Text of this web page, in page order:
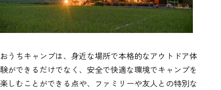
おうちキャンプは、身近な場所で本格的なアウトドア体
験ができるだけでなく、安全で快適な環境でキャンプを
楽しむことができる点や、ファミリーや友人との特別な